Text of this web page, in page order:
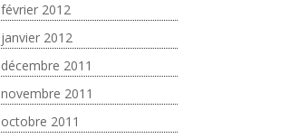
février 2012
janvier 2012
décembre 2011
novembre 2011
octobre 2011